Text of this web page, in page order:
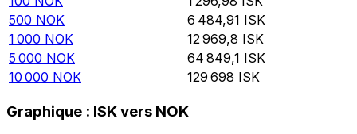
500 NOK 6 484,91 ISK
1 000 NOK 12 969,8 ISK
5 000 NOK 64 849,1 ISK
10 000 NOK 129 698 ISK
Graphique : ISK vers NOK